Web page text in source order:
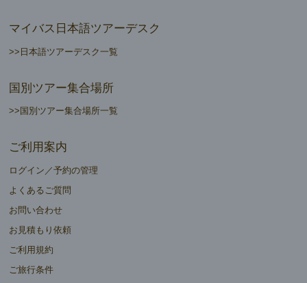
マイバス日本語ツアーデスク
>>日本語ツアーデスク一覧
国別ツアー集合場所
>>国別ツアー集合場所一覧
ご利用案内
ログイン／予約の管理
よくあるご質問
お問い合わせ
お見積もり依頼
ご利用規約
ご旅行条件